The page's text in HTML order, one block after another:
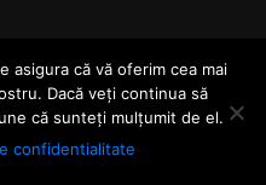
asupra materialelor si
sunt rezervate.
de confidentialitate *Contact
asigura că vă oferim cea mai
Dacă veți continua să
că sunteți mulțumit de el.
confidentialitate